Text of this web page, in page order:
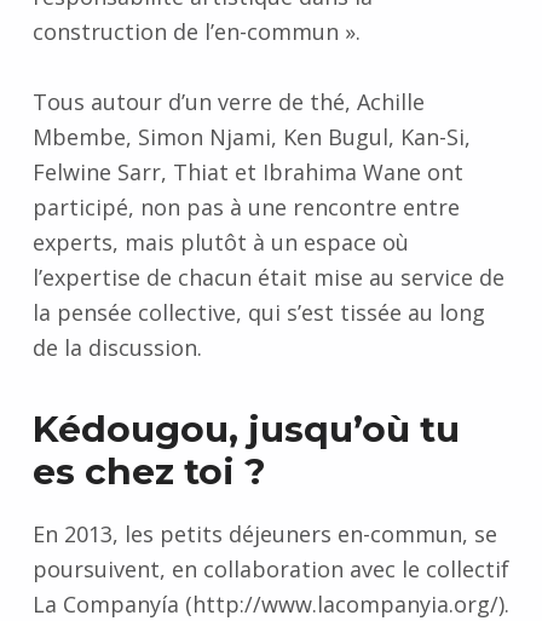
construction de l’en-commun ».
Tous autour d’un verre de thé, Achille
Mbembe, Simon Njami, Ken Bugul, Kan-Si,
Felwine Sarr, Thiat et Ibrahima Wane ont
participé, non pas à une rencontre entre
experts, mais plutôt à un espace où
l’expertise de chacun était mise au service de
la pensée collective, qui s’est tissée au long
de la discussion.
Kédougou, jusqu’où tu
es chez toi ?
En 2013, les petits déjeuners en-commun, se
poursuivent, en collaboration avec le collectif
La Companyía (http://www.lacompanyia.org/).